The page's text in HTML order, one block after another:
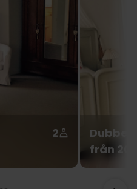
2
från